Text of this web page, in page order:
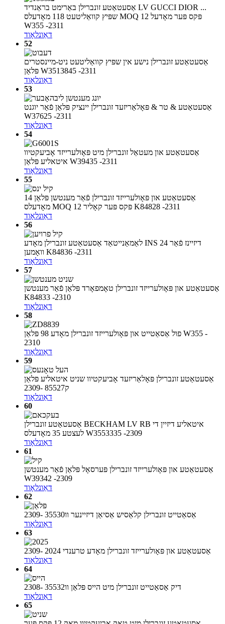
אַסעטאַטע זונברילן באַרימט בראַנדיד LV GUCCI DIOR ...
שפּיץ קוואַליטעט 118 מאָדעלס MOQ 12 פּקס פּער מאָדעל
W355 -2311
דאַונלאָוד
52
אַסעטאַטע זונברילן נישע אין שפּיץ קוואַליטעט ניט-מיינסטרים
פּלאַן W3513845 -2311
דאַונלאָוד
53
אַסעטאַטע & טר & פּאָלאַריזעד זונברילן יינציק פּלאַן פֿאַר יוגנט
W37625 -2311
דאַונלאָוד
54
אַסעטאַטע און מעטאַל זונברילן מיט פּאָולערייזד אָביעקטיוו
איטאליע פּלאַן W39435 -2311
דאַונלאָוד
55
אַסעטאַטע און פּאָולערייזד זונברילן פֿאַר מענטשן פּלאַן 14
מאָדעלס MOQ 12 פּקס פּער קאָליר K84828 -2311
דאַונלאָוד
56
לאַמאַנייטאַד אַסעטאַטע זונברילן מאָדע INS 24 דיזיינז פֿאַר
וואָמען K84836 -2311
דאַונלאָוד
57
אַסעטאַטע און פּאָולערייזד זונברילן טאָמפאָרד פּלאַן פֿאַר מענטשן
K84833 -2310
דאַונלאָוד
58
פול אַסאַטייט און פּאָולערייזד זונברילן מאָדע 98 פּלאַן W355 -
2310
דאַונלאָוד
59
אַסעטאַטע זונברילן פּאָלאַריזעד אָביעקטיוו שניט איטאליע פּלאַן
ק85527 -2309
דאַונלאָוד
60
אַסעטאַטע זונברילן BECKHAM LV RB איטאליע דיזיין די
לעצטע 35 מאָדעלס W3553335 -2309
דאַונלאָוד
61
אַסעטאַטע און פּאָולערייזד זונברילן פּערסאָל פּלאַן פֿאַר מענטשן
W39342 -2309
דאַונלאָוד
62
אַסאַטייט זונברילן קלאַסיש אַסיאַן דיזיינער וו35530 -2309
דאַונלאָוד
63
אַסעטאַטע און פּאָולערייזד זונברילן מאָדע טרענדי 2024 -2309
דאַונלאָוד
64
דיק אַסאַטייט זונברילן מיט הייס פּלאַן וו35532 -2308
דאַונלאָוד
65